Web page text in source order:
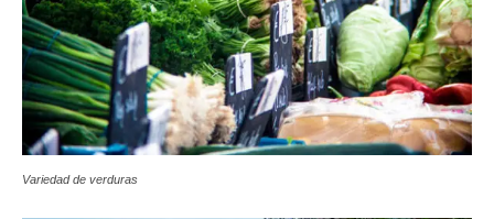
Variedad de verduras